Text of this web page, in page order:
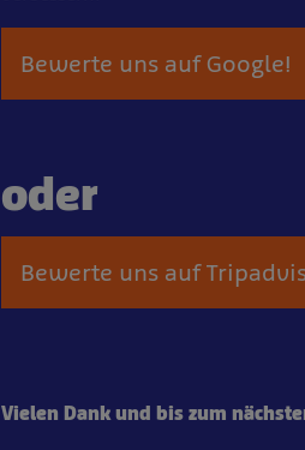
Bewerte uns auf Google!
oder
Bewerte uns auf
Vielen Dank und bis zum